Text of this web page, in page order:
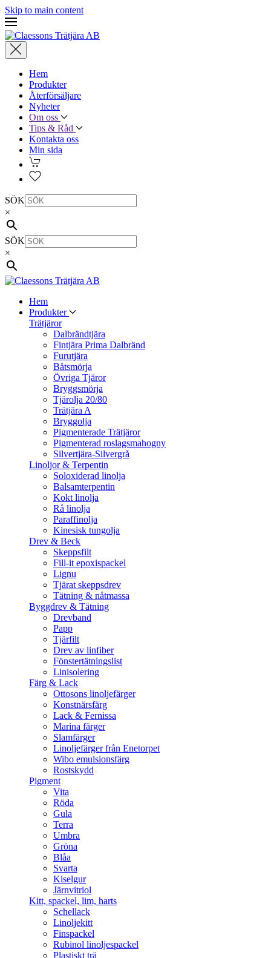
Skip to main content
Hem
Produkter
Återförsäljare
Nyheter
Om oss
Tips & Råd
Kontakta oss
Min sida
SÖK
×
SÖK
×
Hem
Produkter
Trätjäror
Dalbrändtjära
Fintjära Prima Dalbränd
Furutjära
Båtsmörja
Övriga Tjäror
Bryggsmörja
Tjärolja 20/80
Trätjära A
Bryggolja
Pigmenterade Trätjäror
Pigmenterad roslagsmahogny
Silvertjära-Silvergrå
Linoljor & Terpentin
Soloxiderad linolja
Balsamterpentin
Kokt linolja
Rå linolja
Paraffinolja
Kinesisk tungolja
Drev & Beck
Skeppsfilt
Fill-it epoxispackel
Lignu
Tjärat skeppsdrev
Tätning & nåtmassa
Byggdrev & Tätning
Drevband
Papp
Tjärfilt
Drev av linfiber
Fönstertätningslist
Linisolering
Färg & Lack
Ottosons linoljefärger
Konstnärsfärg
Lack & Fernissa
Marina färger
Slamfärger
Linoljefärger från Enetorpet
Wibo emulsionsfärg
Rostskydd
Pigment
Vita
Röda
Gula
Terra
Umbra
Gröna
Blåa
Svarta
Kiselgur
Järnvitriol
Kitt, spackel, lim, harts
Schellack
Linoljekitt
Finspackel
Rubinol linoljespackel
Plastiskt trä